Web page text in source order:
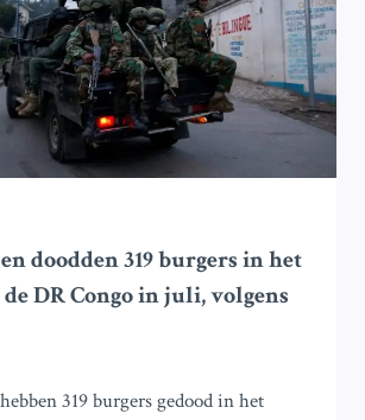
doodden 319 burgers in het
DR Congo in juli, volgens
319 burgers gedood in het